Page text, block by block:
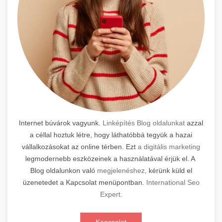
Internet búvárok vagyunk. Linképítés Blog oldalunkat azzal
a céllal hoztuk létre, hogy láthatóbbá tegyük a hazai
vállalkozásokat az online térben. Ezt a digitális marketing
legmodernebb eszközeinek a használatával érjük el. A
Blog oldalunkon való megjelenéshez,
kérünk küld el
üzenetedet a Kapcsolat menüpontban. International Seo
Expert.